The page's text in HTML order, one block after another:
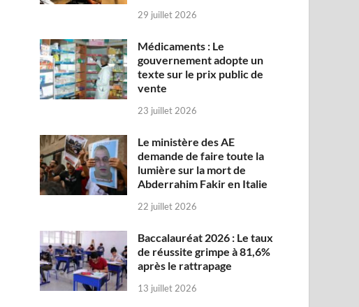
29 juillet 2026
Médicaments : Le
gouvernement adopte un
texte sur le prix public de
vente
23 juillet 2026
Le ministère des AE
demande de faire toute la
lumière sur la mort de
Abderrahim Fakir en Italie
22 juillet 2026
Baccalauréat 2026 : Le taux
de réussite grimpe à 81,6%
après le rattrapage
13 juillet 2026